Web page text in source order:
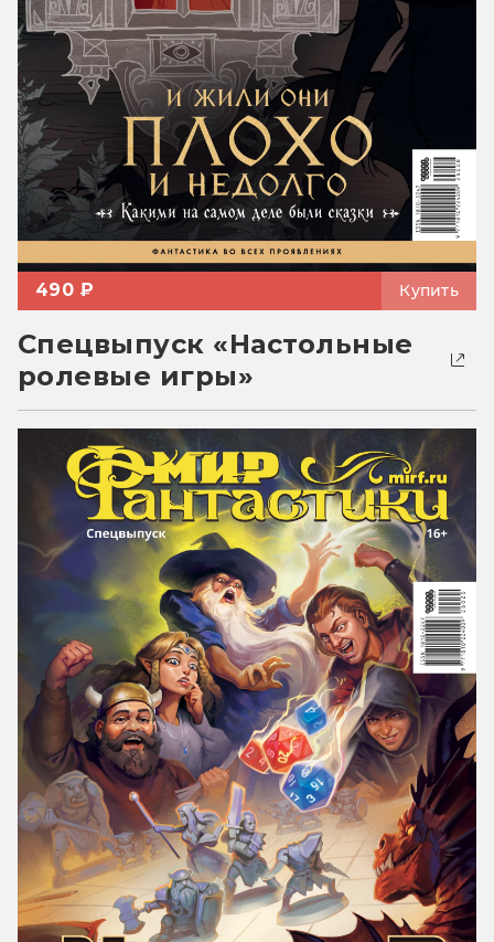
490 ₽ Купить
Спецвыпуск «Настольные
ролевые игры»